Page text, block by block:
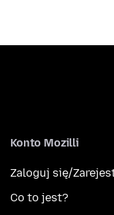
Konto Mozilli
Zaloguj się/
Co to jest?